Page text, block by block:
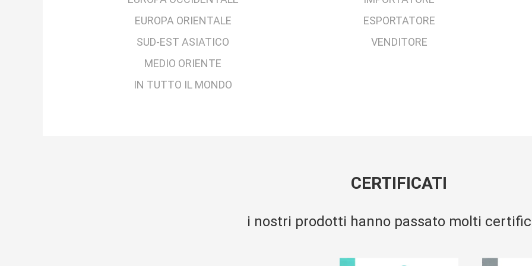
EUROPA ORIENTALE
SUD-EST ASIATICO
MEDIO ORIENTE
IN TUTTO IL MONDO
ESPORTATORE
VENDITORE
CERTIFICATI
i nostri prodotti hanno passato molti